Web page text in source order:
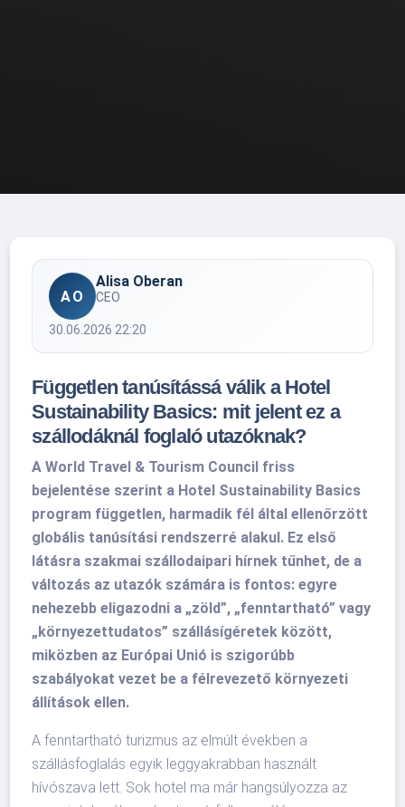
AO
Alisa Oberan
CEO
30.06.2026 22:20
Független tanúsítássá válik a Hotel
Sustainability Basics: mit jelent ez a
szállodáknál foglaló utazóknak?
A World Travel & Tourism Council friss
bejelentése szerint a Hotel Sustainability Basics
program független, harmadik fél által ellenőrzött
globális tanúsítási rendszerré alakul. Ez első
látásra szakmai szállodaipari hírnek tűnhet, de a
változás az utazók számára is fontos: egyre
nehezebb eligazodni a „zöld”, „fenntartható” vagy
„környezettudatos” szállásígéretek között,
miközben az Európai Unió is szigorúbb
szabályokat vezet be a félrevezető környezeti
állítások ellen.
A fenntartható turizmus az elmúlt években a
szállásfoglalás egyik leggyakrabban használt
hívószava lett. Sok hotel ma már hangsúlyozza az